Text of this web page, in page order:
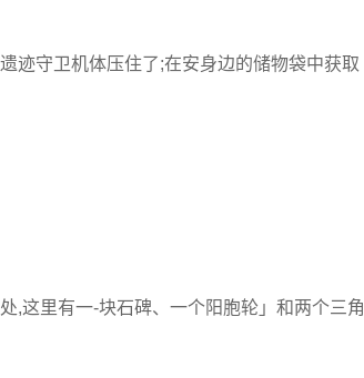
迹守卫机体压住了;在安身边的储物袋中获取
,这里有一-块石碑、一个阳胞轮」和两个三角